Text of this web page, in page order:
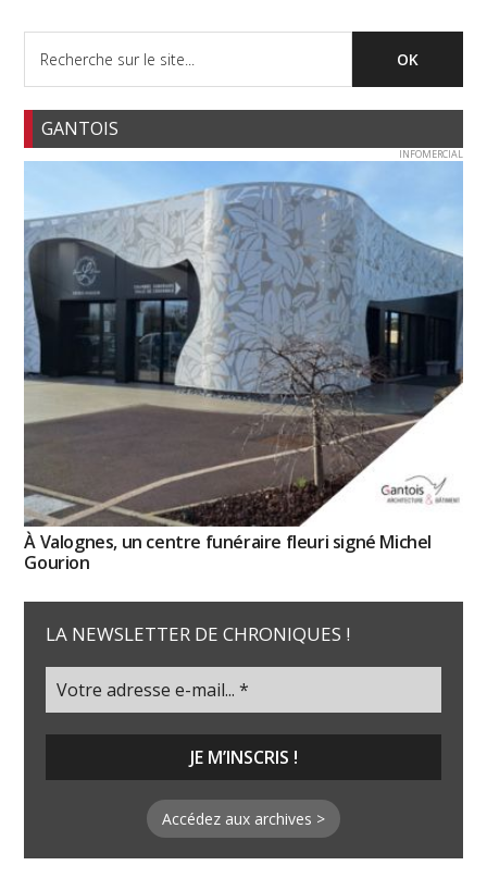
GANTOIS
INFOMERCIAL
À Valognes, un centre funéraire fleuri signé Michel
Gourion
LA NEWSLETTER DE CHRONIQUES !
Accédez aux archives >